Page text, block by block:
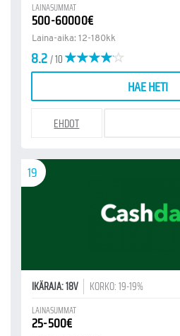
LAINASUMMAT
500-60000€
Laina-aika: 12-180kk
8.2/ 10
HAE HETI
EHDOT
19
IKÄRAJA: 18V KORKO: 19-19%
LAINASUMMAT
25-500€